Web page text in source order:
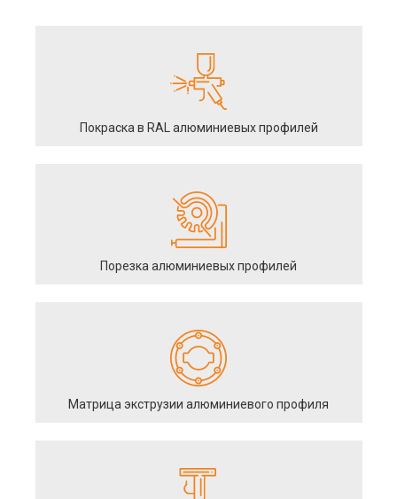
Покраска в RAL алюминиевых профилей
Порезка алюминиевых профилей
Матрица экструзии алюминиевого профиля